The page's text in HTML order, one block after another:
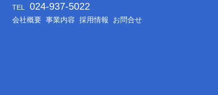
TEL 024-937-5022
会社概要 事業内容 採用情報 お問合せ